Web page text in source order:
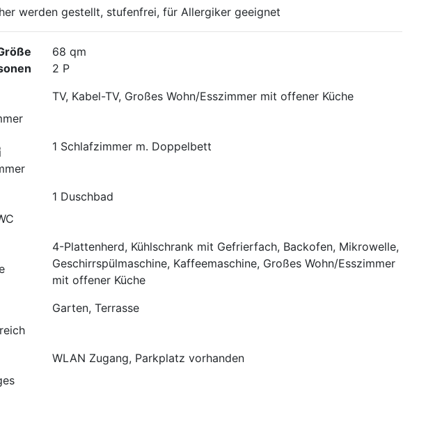
werden gestellt, stufenfrei, für Allergiker geeignet
68 qm
2 P
TV, Kabel-TV, Großes Wohn/Esszimmer mit offener Küche
1 Schlafzimmer m. Doppelbett
1 Duschbad
4-Plattenherd, Kühlschrank mit Gefrierfach, Backofen, Mikrowelle,
Geschirrspülmaschine, Kaffeemaschine, Großes Wohn/Esszimmer
mit offener Küche
Garten, Terrasse
WLAN Zugang, Parkplatz vorhanden